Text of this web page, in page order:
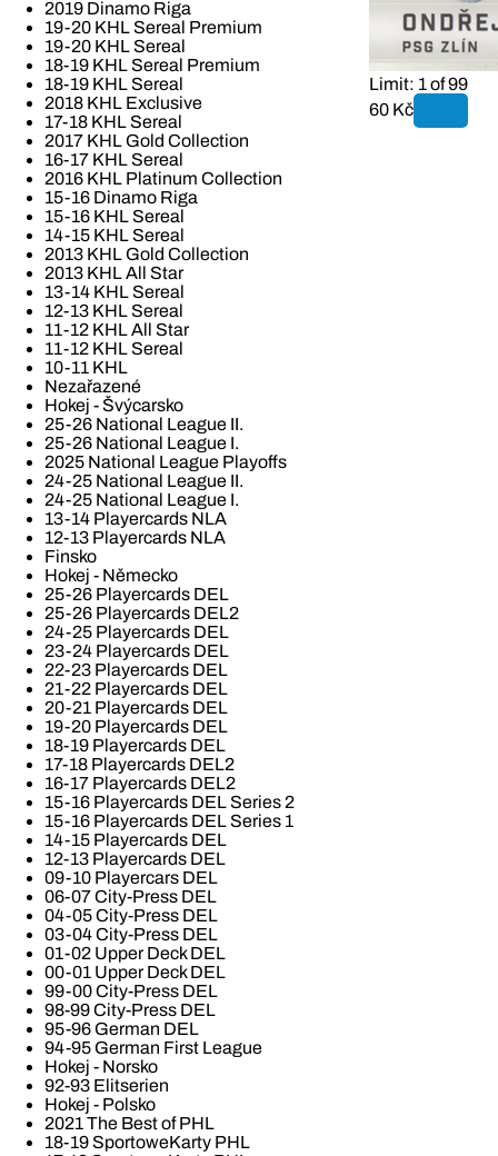
2019 Dinamo Riga
19-20 KHL Sereal Premium
19-20 KHL Sereal
18-19 KHL Sereal Premium
18-19 KHL Sereal
2018 KHL Exclusive
17-18 KHL Sereal
2017 KHL Gold Collection
16-17 KHL Sereal
2016 KHL Platinum Collection
15-16 Dinamo Riga
15-16 KHL Sereal
14-15 KHL Sereal
2013 KHL Gold Collection
2013 KHL All Star
13-14 KHL Sereal
12-13 KHL Sereal
11-12 KHL All Star
11-12 KHL Sereal
10-11 KHL
Nezařazené
Hokej - Švýcarsko
25-26 National League II.
25-26 National League I.
2025 National League Playoffs
24-25 National League II.
24-25 National League I.
13-14 Playercards NLA
12-13 Playercards NLA
Finsko
Hokej - Německo
25-26 Playercards DEL
25-26 Playercards DEL2
24-25 Playercards DEL
23-24 Playercards DEL
22-23 Playercards DEL
21-22 Playercards DEL
20-21 Playercards DEL
19-20 Playercards DEL
18-19 Playercards DEL
17-18 Playercards DEL2
16-17 Playercards DEL2
15-16 Playercards DEL Series 2
15-16 Playercards DEL Series 1
14-15 Playercards DEL
12-13 Playercards DEL
09-10 Playercars DEL
06-07 City-Press DEL
04-05 City-Press DEL
03-04 City-Press DEL
01-02 Upper Deck DEL
00-01 Upper Deck DEL
99-00 City-Press DEL
98-99 City-Press DEL
95-96 German DEL
94-95 German First League
Hokej - Norsko
92-93 Elitserien
Hokej - Polsko
2021 The Best of PHL
18-19 SportoweKarty PHL
Limit: 1 of 99
60 Kč